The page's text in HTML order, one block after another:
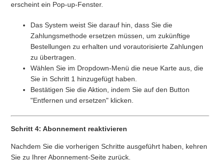
erscheint ein Pop-up-Fenster.
Das System weist Sie darauf hin, dass Sie die
Zahlungsmethode ersetzen müssen, um zukünftige
Bestellungen zu erhalten und vorautorisierte Zahlungen
zu übertragen.
Wählen Sie im Dropdown-Menü die neue Karte aus, die
Sie in Schritt 1 hinzugefügt haben.
Bestätigen Sie die Aktion, indem Sie auf den Button
"Entfernen und ersetzen" klicken.
Schritt 4: Abonnement reaktivieren
Nachdem Sie die vorherigen Schritte ausgeführt haben, kehren
Sie zu Ihrer Abonnement-Seite zurück.